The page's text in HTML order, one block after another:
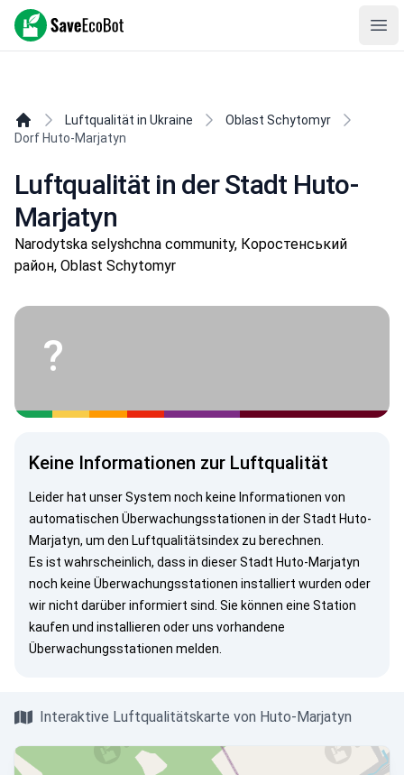
SaveEcoBot
Luftqualität in Ukraine
Oblast Schytomyr
Dorf Huto-Marjatyn
Luftqualität in der Stadt Huto-
Marjatyn
Narodytska selyshchna community, Коростенський
район, Oblast Schytomyr
?
Keine Informationen zur Luftqualität
Leider hat unser System noch keine Informationen von
automatischen Überwachungsstationen in der Stadt Huto-
Marjatyn, um den Luftqualitätsindex zu berechnen.
Es ist wahrscheinlich, dass in dieser Stadt Huto-Marjatyn
noch keine Überwachungsstationen installiert wurden oder
wir nicht darüber informiert sind. Sie können eine Station
kaufen und installieren oder uns vorhandene
Überwachungsstationen melden.
Interaktive Luftqualitätskarte von Huto-Marjatyn